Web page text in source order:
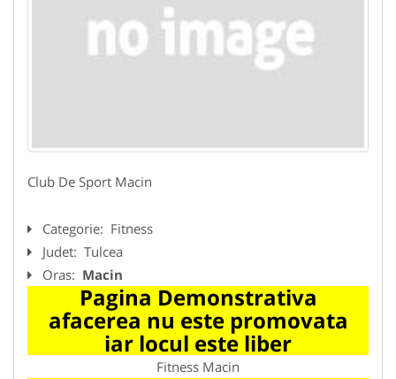
Club De Sport Macin
Categorie: Fitness
Judet: Tulcea
Oras: Macin
Pagina Demonstrativa
afacerea nu este promovata
iar locul este liber
Fitness Macin